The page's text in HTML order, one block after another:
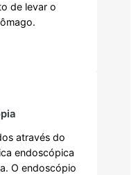
de levar o
através do
endoscópica
O endoscópio